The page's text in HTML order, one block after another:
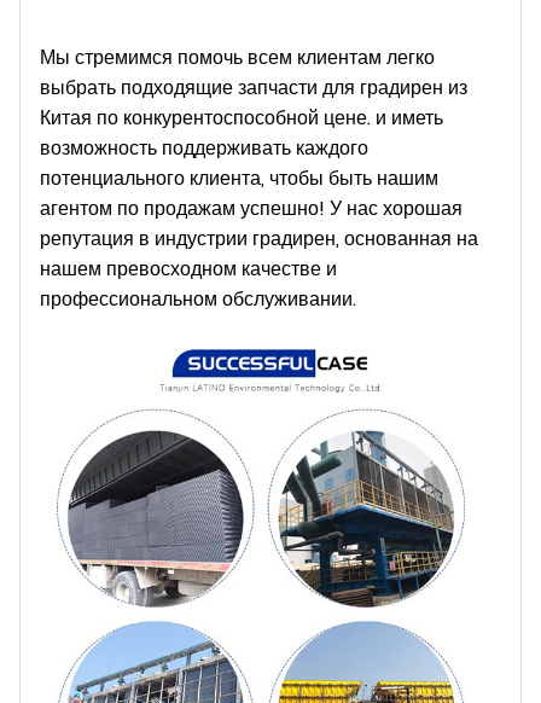
Мы стремимся помочь всем клиентам легко
выбрать подходящие запчасти для градирен из
Китая по конкурентоспособной цене. и иметь
возможность поддерживать каждого
потенциального клиента, чтобы быть нашим
агентом по продажам успешно! У нас хорошая
репутация в индустрии градирен, основанная на
нашем превосходном качестве и
профессиональном обслуживании.